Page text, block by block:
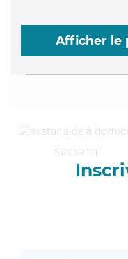
Afficher le
SPORTIF